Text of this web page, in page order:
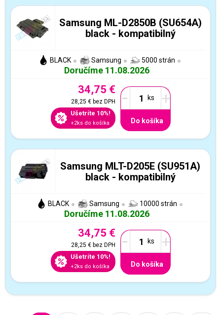
Samsung ML-D2850B (SU654A)
black - kompatibilný
BLACK Samsung 5000 strán
Doručíme 11.08.2026
34,75 €
28,25 €bez DPH
Ušetríte 10%!
+2ks do košíka
- +
Do košíka
Samsung MLT-D205E (SU951A)
black - kompatibilný
BLACK Samsung 10000 strán
Doručíme 11.08.2026
34,75 €
28,25 €bez DPH
Ušetríte 10%!
+2ks do košíka
- +
Do košíka